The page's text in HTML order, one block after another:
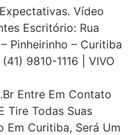
Vídeo
Escritório: Rua
Pinheirinho – Curitiba
9810-1116 | VIVO
Entre Em Contato
Tire Todas Suas
Em Curitiba, Será Um